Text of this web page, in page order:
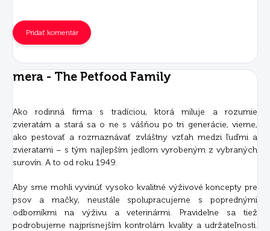
Pridať komentár
mera - The Petfood Family
Ako rodinná firma s tradíciou, ktorá miluje a rozumie
zvieratám a stará sa o ne s vášňou po tri generácie, vieme,
ako pestovať a rozmaznávať zvláštny vzťah medzi ľuďmi a
zvieratami – s tým najlepším jedlom vyrobeným z vybraných
surovín. A to od roku 1949.
Aby sme mohli vyvinúť vysoko kvalitné výživové koncepty pre
psov a mačky, neustále spolupracujeme s poprednými
odborníkmi na výživu a veterinármi. Pravidelne sa tiež
podrobujeme najprísnejším kontrolám kvality a udržateľnosti.